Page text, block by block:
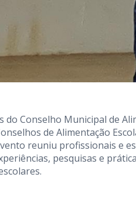
do Conselho Municipal de
de Alimentação
reuniu profissionais e
pesquisas e